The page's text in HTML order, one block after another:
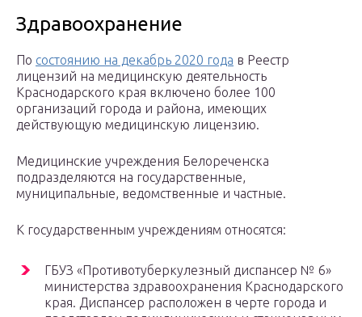
Здравоохранение
По состоянию на декабрь 2020 года в Реестр
лицензий на медицинскую деятельность
Краснодарского края включено более 100
организаций города и района, имеющих
действующую медицинскую лицензию.
Медицинские учреждения Белореченска
подразделяются на государственные,
муниципальные, ведомственные и частные.
К государственным учреждениям относятся:
ГБУЗ «Противотуберкулезный диспансер № 6»
министерства здравоохранения Краснодарского
края. Диспансер расположен в черте города и